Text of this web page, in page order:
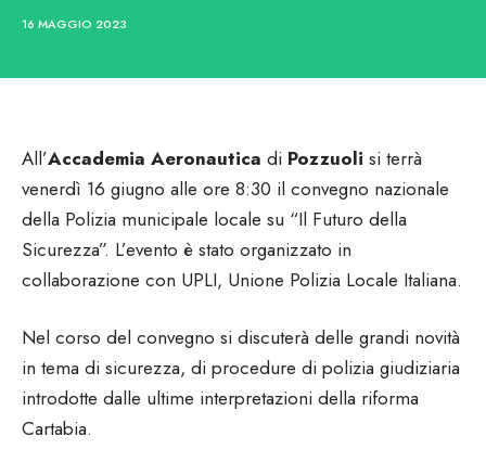
16 MAGGIO 2023
All’Accademia Aeronautica di Pozzuoli si terrà
venerdì 16 giugno alle ore 8:30 il convegno nazionale
della Polizia municipale locale su “Il Futuro della
Sicurezza”. L’evento è stato organizzato in
collaborazione con UPLI, Unione Polizia Locale Italiana.
Nel corso del convegno si discuterà delle grandi novità
in tema di sicurezza, di procedure di polizia giudiziaria
introdotte dalle ultime interpretazioni della riforma
Cartabia.